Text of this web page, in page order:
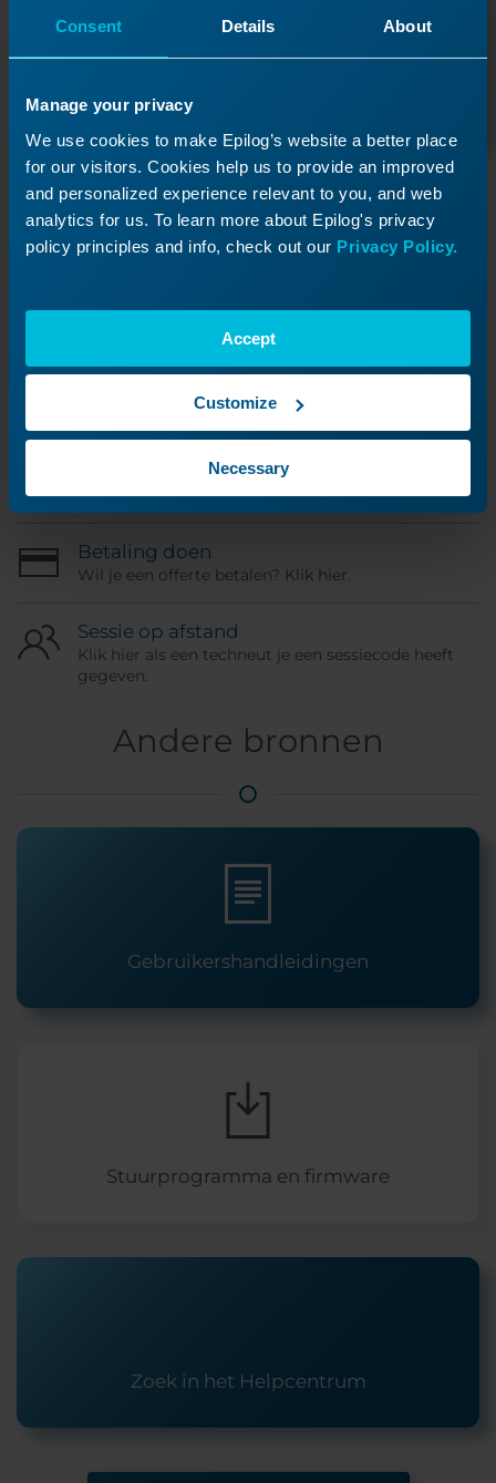
Consent Details About
Manage your privacy
We use cookies to make Epilog’s website a better place
for our visitors. Cookies help us to provide an improved
and personalized experience relevant to you, and web
analytics for us. To learn more about Epilog's privacy
policy principles and info, check out our Privacy Policy.
Accept
Customize
Necessary
Hulpbronnen
Gebruikershandleidingen
Software- en firmwaredownloads
Zorg dat je machine up-to-date blijft met de
nieuwste software en firmware.
Gebruik je ORD-nummer om te kijken hoe het met
je serviceopdracht staat.
Betaling doen
Wil je een offerte betalen? Klik hier.
Sessie op afstand
Klik hier als een techneut je een sessiecode heeft
gegeven.
Andere bronnen
Gebruikershandleidingen
Stuurprogramma en firmware
Zoek in het Helpcentrum